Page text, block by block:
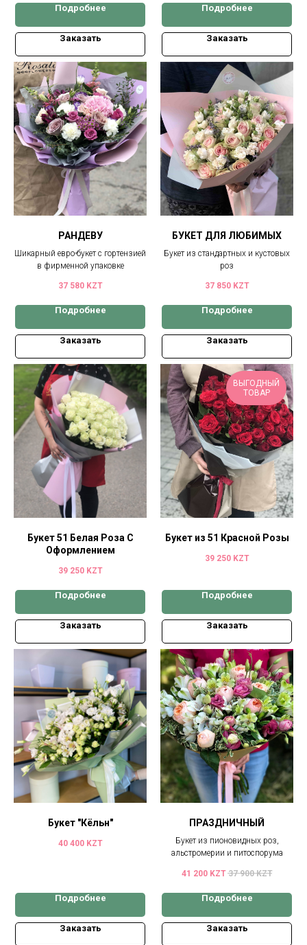
Подробнее
Заказать
Подробнее
Заказать
РАНДЕВУ
Шикарный евро-букет с гортензией
в фирменной упаковке
37 580 KZT
Подробнее
Заказать
БУКЕТ ДЛЯ ЛЮБИМЫХ
Букет из стандартных и кустовых
роз
37 850 KZT
Подробнее
Заказать
Букет 51 Белая Роза С
Оформлением
39 250 KZT
Подробнее
Заказать
ВЫГОДНЫЙ
ТОВАР
Букет из 51 Красной Розы
39 250 KZT
Подробнее
Заказать
Букет "Кёльн"
40 400 KZT
Подробнее
Заказать
ПРАЗДНИЧНЫЙ
Букет из пионовидных роз,
альстромерии и питоспорума
41 200 KZT 37 900 KZT
Подробнее
Заказать